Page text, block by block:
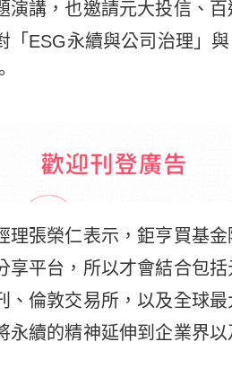
演講，也邀請元大投信、
「ESG永續與公司治理」
理張榮仁表示，鉅亨買基
享平台，所以才會結合包
、倫敦交易所，以及全球
永續的精神延伸到企業界以